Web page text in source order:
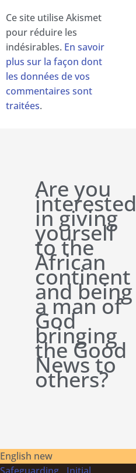
Ce site utilise Akismet
pour réduire les
indésirables. En savoir
plus sur la façon dont
les données de vos
commentaires sont
traitées.
Are you
interested
in giving
yourself
to the
African
continent
and being
a man of
God
bringing
the Good
News to
others?
English new